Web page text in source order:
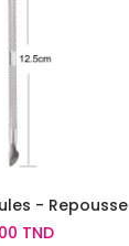
- Repousse
TND